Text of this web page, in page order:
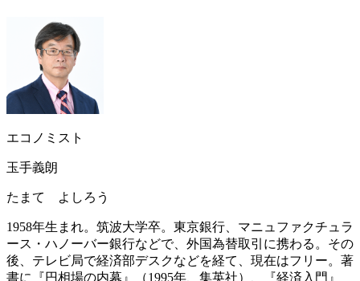
エコノミスト
玉手義朗
たまて よしろう
1958年生まれ。筑波大学卒。東京銀行、マニュファクチュラ
ース・ハノーバー銀行などで、外国為替取引に携わる。その
後、テレビ局で経済部デスクなどを経て、現在はフリー。著
書に『円相場の内幕』（1995年、集英社）、『経済入門』